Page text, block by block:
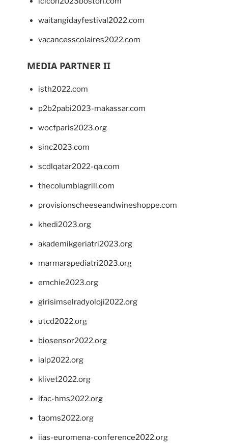
waitangidayfestival2022.com
vacancesscolaires2022.com
MEDIA PARTNER II
isth2022.com
p2b2pabi2023-makassar.com
wocfparis2023.org
sinc2023.com
scdlqatar2022-qa.com
thecolumbiagrill.com
provisionscheeseandwineshoppe.com
khedi2023.org
akademikgeriatri2023.org
marmarapediatri2023.org
emchie2023.org
girisimselradyoloji2022.org
utcd2022.org
biosensor2022.org
ialp2022.org
klivet2022.org
ifac-hms2022.org
taoms2022.org
iias-euromena-conference2022.org